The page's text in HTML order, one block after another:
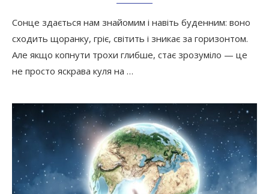
Сонце здається нам знайомим і навіть буденним: воно
сходить щоранку, гріє, світить і зникає за горизонтом.
Але якщо копнути трохи глибше, стає зрозуміло — це
не просто яскрава куля на …